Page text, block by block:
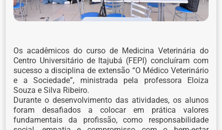
Os acadêmicos do curso de Medicina Veterinária do
Centro Universitário de Itajubá (FEPI) concluíram com
sucesso a disciplina de extensão “O Médico Veterinário
e a Sociedade”, ministrada pela professora Eloiza
Souza e Silva Ribeiro.
Durante o desenvolvimento das atividades, os alunos
foram desafiados a colocar em prática valores
fundamentais da profissão, como responsabilidade